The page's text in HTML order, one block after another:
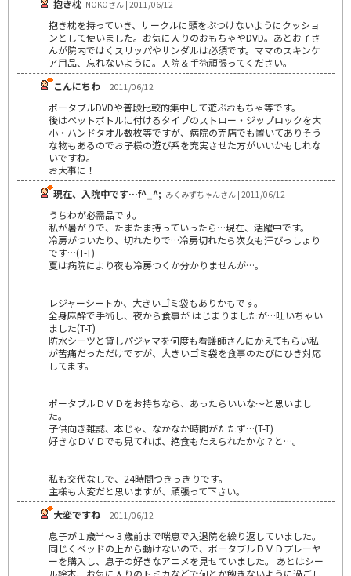
抱き枕 NOKOさん | 2011/06/12
抱き枕を持っていき、サークルに頭をぶつけないようにクッショ
ンとして使いました。お気に入りのおもちゃやDVD。あとお子さ
んが院内ではくスリッパやサンダルは必須です。ママのスキンケ
ア用品、忘れないように。入院＆手術頑張ってください。
こんにちわ | 2011/06/12
ポータブルDVDや普段比較的集中して遊ぶおもちゃ等です。
後はペットボトルに付けるタイプのストロー・ジップロックを大
小・ハンドタオル数枚等ですが、病院の売店でも置いてありそう
な物もあるのでお子様の遊び系を充実させた方がいいかもしれな
いですね。
お大事に！
現在、入院中です…f^_^; みくみずちゃんさん | 2011/06/12
うちわが必需品です。
私が暑がりで、たまたま持っていったら…現在、活躍中です。
冷房がついたり、切れたりで…冷房切れたら次女も汗びっしょり
です…(T-T)
夏は病院により夜も冷房つくか分かりませんが…。
レジャーシートか、大きいゴミ袋もありかもです。
全身麻酔で手術し、夜から食事が はじまりましたが…吐いちゃい
ました(T-T)
防水シーツと貸しパジャマを何度も看護師さんにかえてもらい私
が苦痛だっただけですが、大きいゴミ袋を食事のたびにひき対応
してます。
ポータブルＤＶＤをお持ちなら、あったらいいな～と思いまし
た。
子供向き雑誌、本じゃ、なかなか時間がたたず…(T-T)
好きなＤＶＤでも見てれば、絶食もたえられたかな？と…。
私も交代なしで、24時間つきっきりです。
主様も大変だと思いますが、頑張って下さい。
大変ですね | 2011/06/12
息子が１歳半～３歳前まで喘息で入退院を繰り返していました。
同じくベッドの上から動けないので、ポータブルＤＶＤプレーヤ
ーを購入し、息子の好きなアニメを見せていました。 あとはシー
ル絵本、お気に入りのトミカなどで何とか飽きないように過ごし